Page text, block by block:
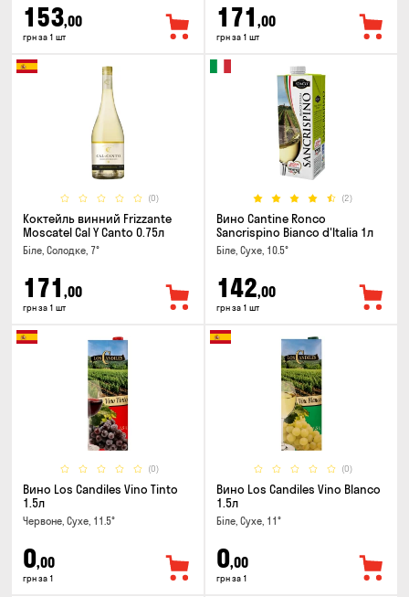
153,00
грн за 1 шт
171 ,00
грн за 1 шт
(0)
Коктейль винний Frizzante
Moscatel Cal Y Canto 0.75л
Біле, Солодке, 7°
171 ,00
грн за 1 шт
(2)
Вино Cantine Ronco
Sancrispino Bianco d'Italia 1л
Біле, Сухе, 10.5°
142,00
грн за 1 шт
(0)
Вино Los Candiles Vino Tinto
1.5л
Червоне, Сухе, 11.5°
0,00
грн за 1
(0)
Вино Los Candiles Vino Blanco
1.5л
Біле, Сухе, 11°
0,00
грн за 1